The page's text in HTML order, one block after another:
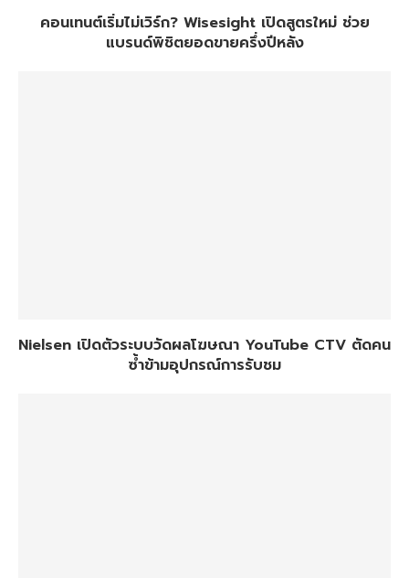
คอนเทนต์เริ่มไม่เวิร์ก? Wisesight เปิดสูตรใหม่ ช่วย
แบรนด์พิชิตยอดขายครึ่งปีหลัง
Nielsen เปิดตัวระบบวัดผลโฆษณา YouTube CTV ตัดคน
ซ้ำข้ามอุปกรณ์การรับชม